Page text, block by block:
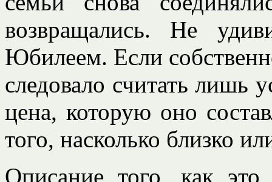
возвращались. Не
Юбилеем. Если
следовало считать лишь
цена, которую оно
того, насколько близко
Описание того, как